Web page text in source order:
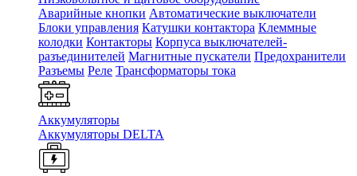
Аварийные кнопки Автоматические выключатели
Блоки управления Катушки контактора Клеммные
колодки Контакторы Корпуса выключателей-
разъединителей Магнитные пускатели Предохранители
Разъемы Реле Трансформаторы тока
Аккумуляторы
Аккумуляторы DELTA